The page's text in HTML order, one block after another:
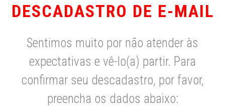
DESCADASTRO DE E-MAIL
Sentimos muito por não atender às
expectativas e vê-lo(a) partir. Para
confirmar seu descadastro, por favor,
preencha os dados abaixo: